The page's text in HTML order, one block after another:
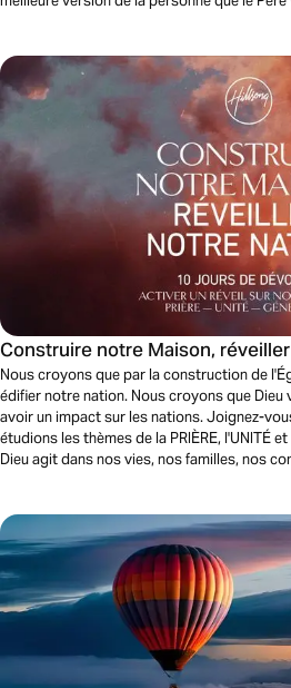
Construire notre Maison,
Nous croyons que par la construction de
édifier notre nation. Nous croyons que Dieu
avoir un impact sur les nations. Joignez-
étudions les thèmes de la PRIÈRE, l'UNITÉ
Dieu agit dans nos vies, nos familles, nos